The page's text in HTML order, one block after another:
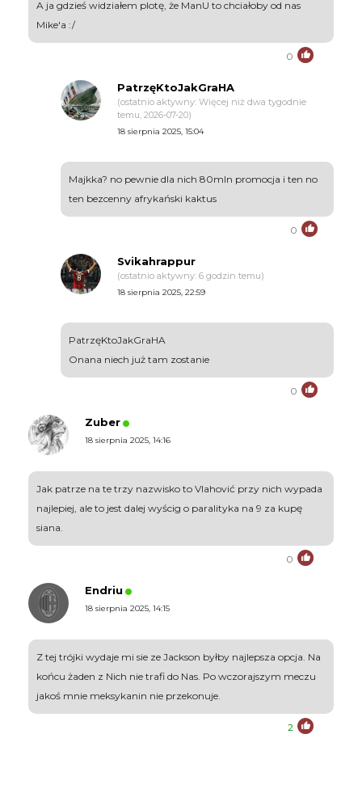
A ja gdzieś widziałem plotę, że ManU to chciałoby od nas
Mike'a :/
0
PatrzęKtoJakGraHA
(ostatnio aktywny: Więcej niż dwa tygodnie
temu, 2026-07-20)
18 sierpnia 2025, 15:04
Majkka? no pewnie dla nich 80mln promocja i ten no
ten bezcenny afrykański kaktus
0
Svikahrappur
(ostatnio aktywny: 6 godzin temu)
18 sierpnia 2025, 22:59
PatrzęKtoJakGraHA
Onana niech już tam zostanie
0
Zuber
18 sierpnia 2025, 14:16
Jak patrze na te trzy nazwisko to Vlahović przy nich wypada
najlepiej, ale to jest dalej wyścig o paralityka na 9 za kupę
siana.
0
Endriu
18 sierpnia 2025, 14:15
Z tej trójki wydaje mi sie ze Jackson byłby najlepsza opcja. Na
końcu żaden z Nich nie trafi do Nas. Po wczorajszym meczu
jakoś mnie meksykanin nie przekonuje.
2